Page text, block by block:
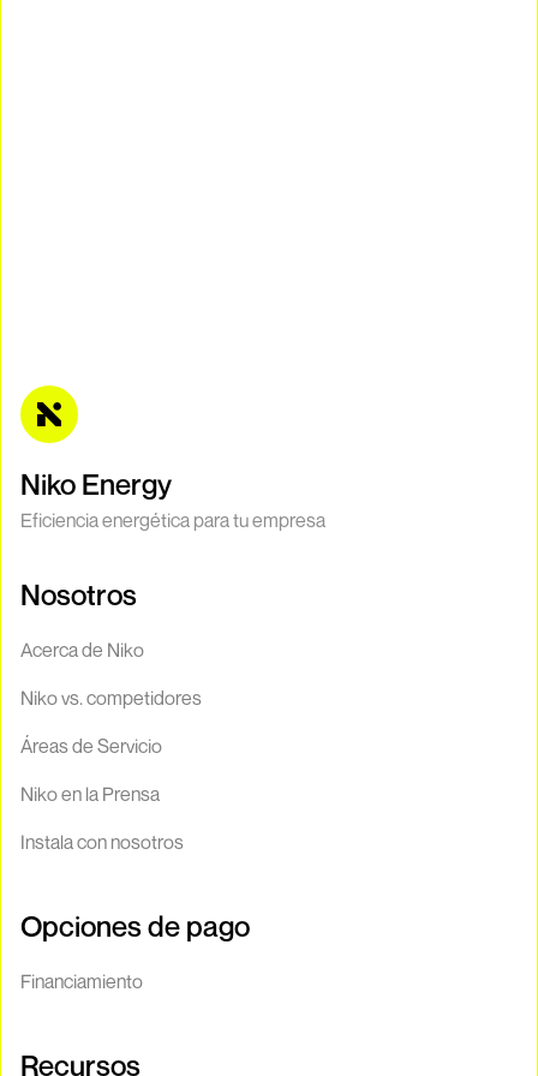
Niko Energy
Eficiencia energética para tu empresa
Nosotros
Acerca de Niko
Niko vs. competidores
Áreas de Servicio
Niko en la Prensa
Instala con nosotros
Opciones de pago
Financiamiento
Recursos